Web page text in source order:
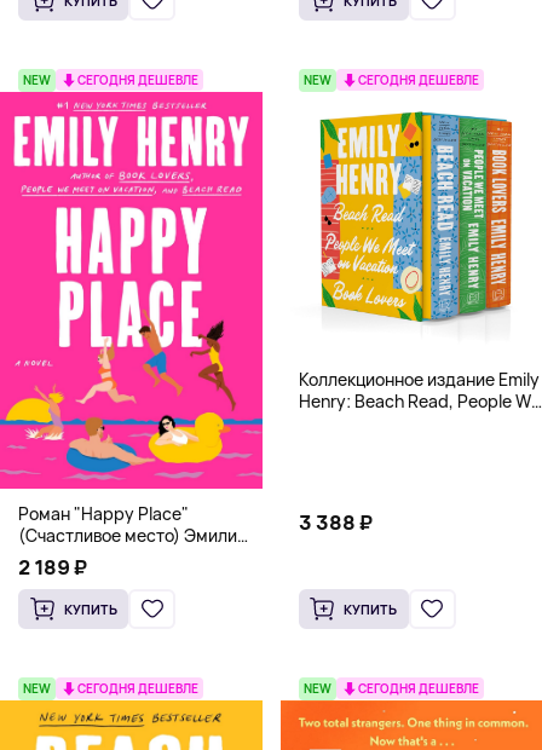
NEW СЕГОДНЯ ДЕШЕВЛЕ
Роман "Happy Place"
(Счастливое место) Эмили
Генри | Твердый переплет
2 189 ₽
КУПИТЬ
NEW СЕГОДНЯ ДЕШЕВЛЕ
Коллекционное издание Emily
Henry: Beach Read, People We
3 388 ₽
КУПИТЬ
NEW СЕГОДНЯ ДЕШЕВЛЕ NEW СЕГОДНЯ ДЕШЕВЛЕ